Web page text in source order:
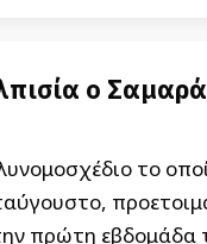
ο
το
πρώτη εβδομάδα